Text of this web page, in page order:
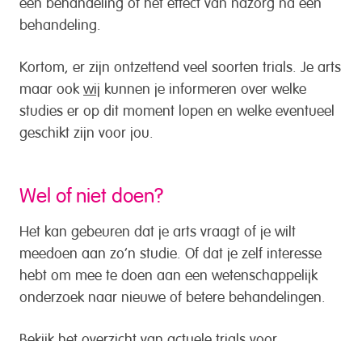
behandeling.
Kortom, er zijn ontzettend veel soorten trials. Je arts
maar ook wij kunnen je informeren over welke
studies er op dit moment lopen en welke eventueel
geschikt zijn voor jou.
Wel of niet doen?
Het kan gebeuren dat je arts vraagt of je wilt
meedoen aan zo’n studie. Of dat je zelf interesse
hebt om mee te doen aan een wetenschappelijk
onderzoek naar nieuwe of betere behandelingen.
Bekijk het overzicht van actuele trials voor